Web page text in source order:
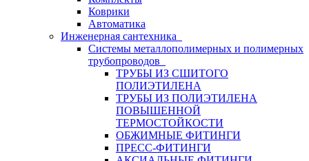
Коврики
Автоматика
Инженерная сантехника
Системы металлополимерных и полимерных
трубопроводов
ТРУБЫ ИЗ СШИТОГО
ПОЛИЭТИЛЕНА
ТРУБЫ ИЗ ПОЛИЭТИЛЕНА
ПОВЫШЕННОЙ
ТЕРМОСТОЙКОСТИ
ОБЖИМНЫЕ ФИТИНГИ
ПРЕСС-ФИТИНГИ